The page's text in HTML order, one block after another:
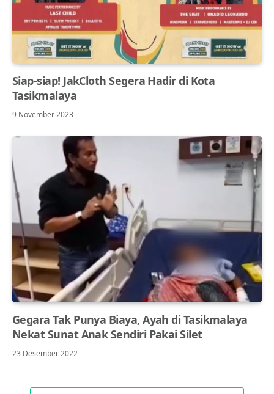
Siap-siap! JakCloth Segera Hadir di Kota
Tasikmalaya
9 November 2023
Gegara Tak Punya Biaya, Ayah di Tasikmalaya
Nekat Sunat Anak Sendiri Pakai Silet
23 Desember 2022